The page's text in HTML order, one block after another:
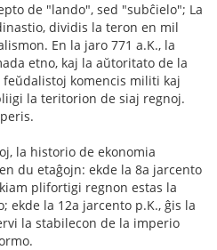
de "lando", sed "subĉielo"; La
dividis la teron en mil
En la jaro 771 a.K., la
etno, kaj la aŭtoritato de la
komencis militi kaj
la teritorion de siaj regnoj.
la historio de ekonomia
du etaĝojn: ekde la 8a jarcento
plifortigi regnon estas la
ekde la 12a jarcento p.K., ĝis la
la stabilecon de la imperio